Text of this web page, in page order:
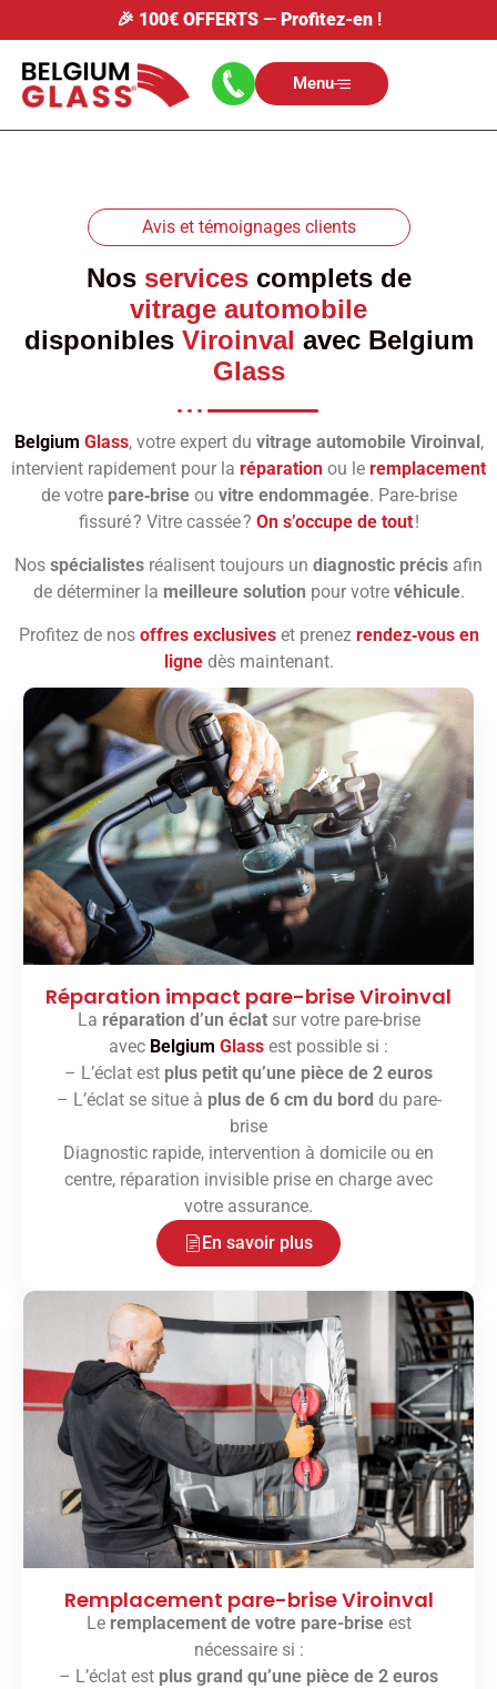
🎉 100€ OFFERTS— Profitez-en!
Menu
Avis et témoignages clients
Nos servicescomplets de
vitrage automobile
disponibles Viroinval avec Belgium
Glass
Belgium Glass, votre expert du vitrage automobile Viroinval ,
intervient rapidement pour la réparation ou le remplacement
de votre pare‑briseou vitre endommagée. Pare‑brise
fissuré ? Vitre cassée ? On s’occupe de tout!
Nos spécialistes réalisent toujours un diagnostic précis afin
de déterminer la meilleure solution pour votre véhicule.
Profitez de nos offres exclusiveset prenez rendez‑vous en
lignedès maintenant.
Réparation impact pare-brise Viroinval
La réparation d’un éclatsur votre pare-brise
avec Belgium Glass est possible si :
– L’éclat est plus petit qu’une pièce de 2 euros
– L’éclat se situe à plus de 6 cm du bord du pare-
brise
Diagnostic rapide, intervention à domicile ou en
centre, réparation invisible prise en charge avec
votre assurance.
En savoir plus
Remplacement pare-brise Viroinval
Le remplacement de votre pare-briseest
nécessaire si :
– L’éclat est plus grand qu’une pièce de 2 euros